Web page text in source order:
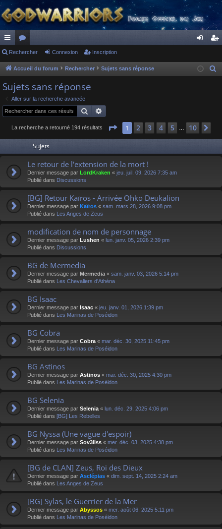
ac
co
ur
ci
s
or
u
s
ne cri
Rechercher Connexion Inscription
Accueil du forum Rechercher Sujets sans réponse
e
Sujets sans réponse
Aller sur la recherche avancée
Rechercher
La recherche a retourné 194 résultats Page 1sur 10
1 2 3 4 5 10
Sujets
Le retour de l'extension de la mort !
Dernier message par LordKraken « jeu. juil. 09, 2026 7:35 am
Publié dans Discussions
[BG] Retour Kaïros - Arrivée Ohko Deukalion
Dernier message par Kaïros « sam. mars 28, 2026 9:08 pm
Publié dans Les Anges de Zeus
modification de nom de personnage
Dernier message par Lushen « lun. janv. 05, 2026 2:39 pm
Publié dans Discussions
BG de Mermedia
Dernier message par Mermedia « sam. janv. 03, 2026 5:14 pm
Publié dans Les Chevaliers d'Athéna
BG Isaac
Dernier message par Isaac « jeu. janv. 01, 2026 1:39 pm
Publié dans Les Marinas de Poséidon
BG Cobra
Dernier message par Cobra « mar. déc. 30, 2025 11:45 pm
Publié dans Les Marinas de Poséidon
BG Astinos
Dernier message par Astinos « mar. déc. 30, 2025 4:30 pm
Publié dans Les Marinas de Poséidon
BG Selenia
Dernier message par Selenia « lun. déc. 29, 2025 4:06 pm
Publié dans [BG] Les Rebelles
BG Nyssa (Une vague d'espoir)
Dernier message par Sov3liss « mer. déc. 03, 2025 4:38 pm
Publié dans Les Marinas de Poséidon
[BG de CLAN] Zeus, Roi des Dieux
Dernier message par Asclépias « dim. sept. 14, 2025 2:24 am
Publié dans Les Anges de Zeus
[BG] Sylas, le Guerrier de la Mer
Dernier message par Abyssos « mer. août 06, 2025 5:11 pm
Publié dans Les Marinas de Poséidon